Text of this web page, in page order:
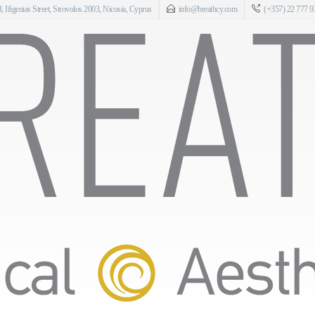
Ifigenias Street, Strovolos 2003, Nicosia, Cyprus info@breathcy.com (+357) 22 777